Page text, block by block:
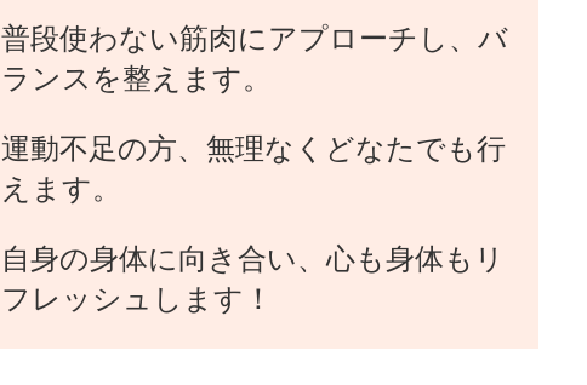
普段使わない筋肉にアプローチし、バ
ランスを整えます。
運動不足の方、無理なくどなたでも行
えます。
自身の身体に向き合い、心も身体もリ
フレッシュします！